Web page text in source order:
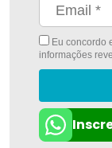
Eu concordo
informações